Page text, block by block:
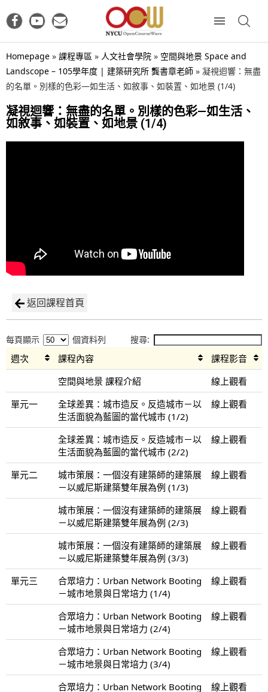
Homepage » 課程專區 » 人文社會學院 » 空間與地景 Space and
Landscope – 105學年度 | 建築研究所 龔書章老師 » 凝視迴響：無盡
的名單。別樣的色彩—如生活、如敘事、如裝置、如地景 (1/4)
凝視迴響：無盡的名單。別樣的色彩—如生活、
如敘事、如裝置、如地景 (1/4)
返回課程首頁
每頁顯示 個資料列 搜尋:
週次 課程內容
課程影音
空間與地景 課程介紹
線上觀看
單元一
全球差異：城市造反。反造城市－以
生活面貌為藍圖的當代城市 (1/2)
線上觀看
全球差異：城市造反。反造城市－以
生活面貌為藍圖的當代城市 (2/2)
線上觀看
單元二
城市策展：一個沒有建築師的建築展
－以威尼斯建築雙年展為例 (1/3)
線上觀看
城市策展：一個沒有建築師的建築展
－以威尼斯建築雙年展為例 (2/3)
線上觀看
城市策展：一個沒有建築師的建築展
－以威尼斯建築雙年展為例 (3/3)
線上觀看
單元三
合眾培力：Urban Network Booting
－城市地景與日常培力 (1/4)
線上觀看
合眾培力：Urban Network Booting
－城市地景與日常培力 (2/4)
線上觀看
合眾培力：Urban Network Booting
－城市地景與日常培力 (3/4)
線上觀看
合眾培力：Urban Network Booting
線上觀看